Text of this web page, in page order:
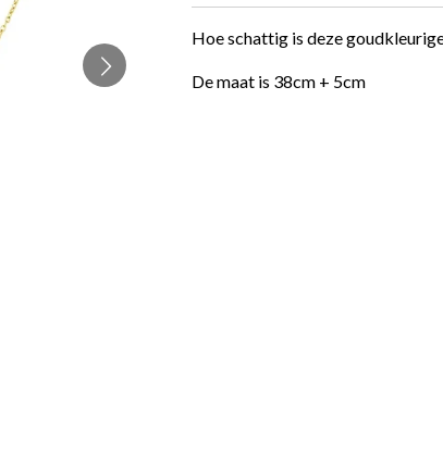
Hoe schattig is deze
De maat is 38cm + 5cm